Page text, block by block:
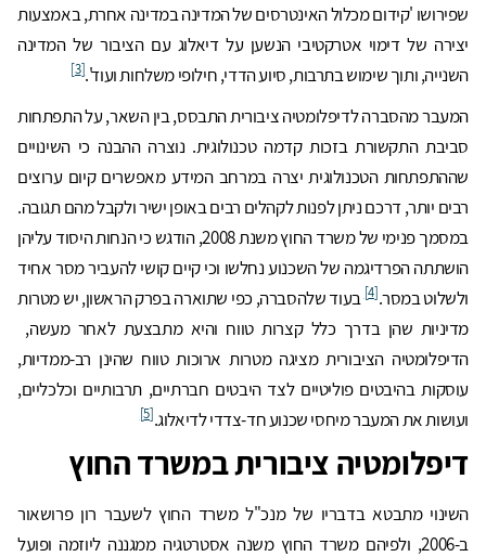
שפירושו 'קידום מכלול האינטרסים של המדינה במדינה אחרת, באמצעות
יצירה של דימוי אטרקטיבי הנשען על דיאלוג עם הציבור של המדינה
השנייה, ותוך שימוש בתרבות, סיוע הדדי, חילופי משלחות ועוד'.[3]
המעבר מהסברה לדיפלומטיה ציבורית התבסס, בין השאר, על התפתחות
סביבת התקשורת בזכות קדמה טכנולוגית. נוצרה ההבנה כי השינויים
שההתפתחות הטכנולוגית יצרה במרחב המידע מאפשרים קיום ערוצים
רבים יותר, דרכם ניתן לפנות לקהלים רבים באופן ישיר ולקבל מהם תגובה.
במסמך פנימי של משרד החוץ משנת 2008, הודגש כי הנחות היסוד עליהן
הושתתה הפרדיגמה של השכנוע נחלשו וכי קיים קושי להעביר מסר אחיד
ולשלוט במסר.[4] בעוד שלהסברה, כפי שתוארה בפרק הראשון, יש מטרות
מדיניות שהן בדרך כלל קצרות טווח והיא מתבצעת לאחר מעשה,
הדיפלומטיה הציבורית מציגה מטרות ארוכות טווח שהינן רב-ממדיות,
עוסקות בהיבטים פוליטיים לצד היבטים חברתיים, תרבותיים וכלכליים,
ועושות את המעבר מיחסי שכנוע חד-צדדי לדיאלוג.[5]
דיפלומטיה ציבורית במשרד החוץ
השינוי מתבטא בדבריו של מנכ"ל משרד החוץ לשעבר רון פרושאור
ב-2006, ולפיהם משרד החוץ משנה אסטרטגיה ממגננה ליוזמה ופועל